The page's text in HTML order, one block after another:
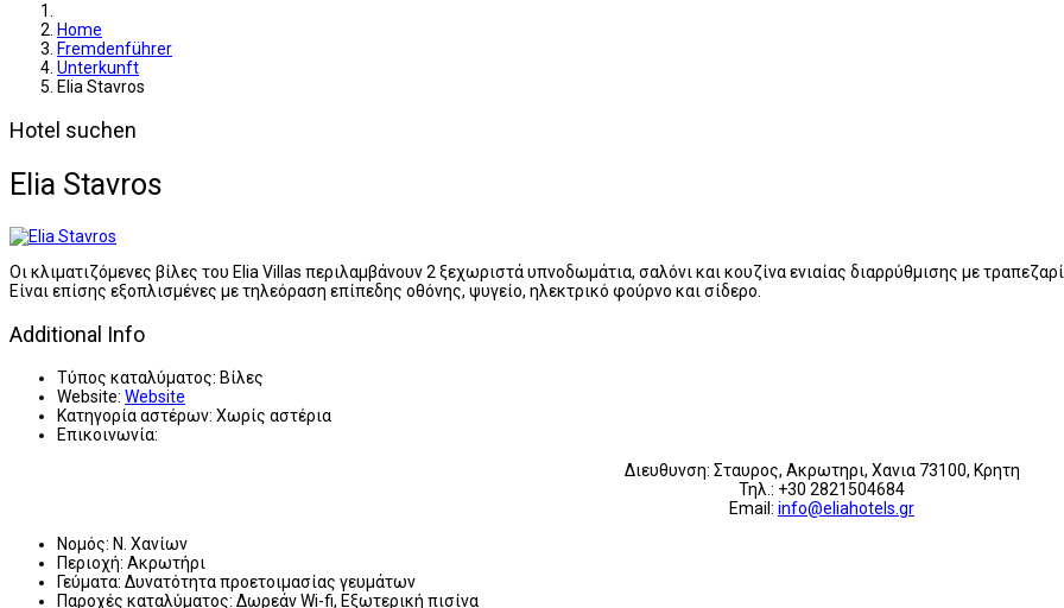
Home
Fremdenführer
Unterkunft
Elia Stavros
Hotel suchen
Elia Stavros
Οι κλιματιζόμενες βίλες του Elia Villas περιλαμβάνουν 2 ξεχωριστά υπνοδωμάτια, σαλόνι και κουζίνα ενιαίας διαρρύθμισης με
Είναι επίσης εξοπλισμένες με τηλεόραση επίπεδης οθόνης, ψυγείο, ηλεκτρικό φούρνο και σίδερο.
Additional Info
Τύπος καταλύματος: Βίλες
Website: Website
Κατηγορία αστέρων: Χωρίς αστέρια
Επικοινωνία:
Διευθυνση: Σταυρος, Ακρωτηρι, Χανια 73100, Κρητη
Τηλ.: +30 2821504684
Email: info@eliahotels.gr
Νομός: Ν. Χανίων
Περιοχή: Ακρωτήρι
Γεύματα: Δυνατότητα προετοιμασίας γευμάτων
Παροχές καταλύματος: Δωρεάν Wi-fi, Εξωτερική πισίνα